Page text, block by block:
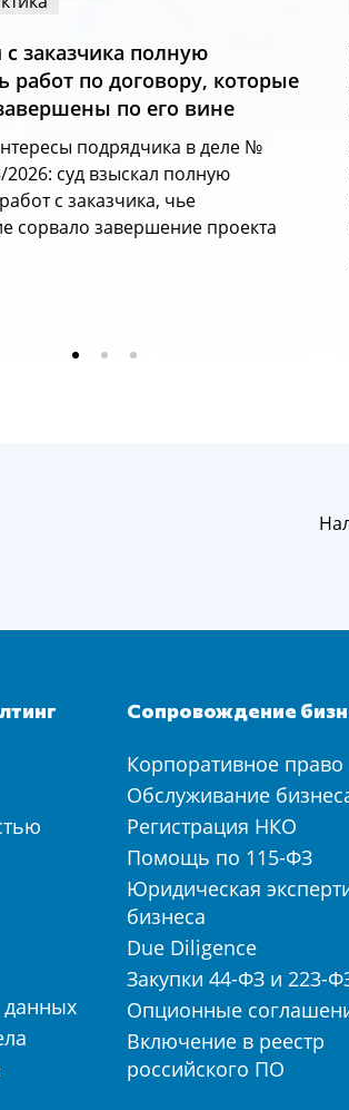
заказчика полную
работ по договору, которые
по его вине
подрядчика в деле №
2026: суд взыскал полную
с заказчика, чье
сорвало завершение проекта
данных
Сопровождение
Корпоративное право
Обслуживание
Регистрация НКО
Помощь по 115-ФЗ
Юридическая
бизнеса
Due Diligence
Закупки 44-ФЗ и 223-
Опционные
Включение в реестр
российского ПО